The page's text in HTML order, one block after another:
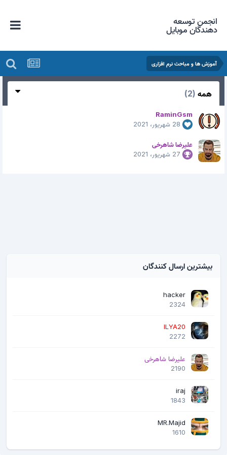
انجمن توسعه
دهندگان موبایل
آموزش ها و مباحث نرم افزاری
همه (2)
RaminGsm
28 شهریور، 2021
علیرضا شاهرخی
27 شهریور، 2021
بیشترین ارسال کنندگان
hacker
2324
ILYA20
2272
علیرضا شاهرخی
2190
iraj
1843
MR.Majid
1610